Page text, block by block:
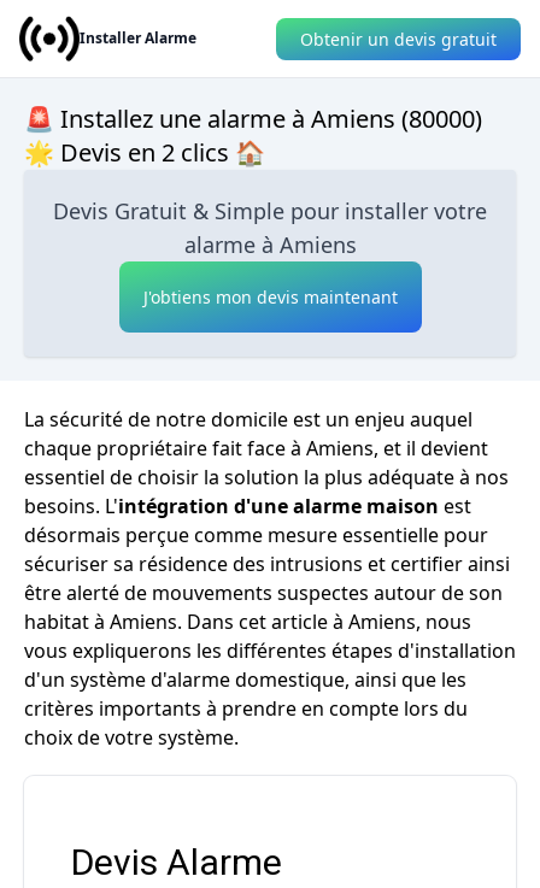
Installer Alarme Obtenir un devis gratuit
🚨 Installez une alarme à Amiens (80000)
🌟 Devis en 2 clics 🏠
Devis Gratuit & Simple pour installer votre
alarme à Amiens
J'obtiens mon devis maintenant
La sécurité de notre domicile est un enjeu auquel
chaque propriétaire fait face à Amiens, et il devient
essentiel de choisir la solution la plus adéquate à nos
besoins. L'intégration d'une alarme maison est
désormais perçue comme mesure essentielle pour
sécuriser sa résidence des intrusions et certifier ainsi
être alerté de mouvements suspectes autour de son
habitat à Amiens. Dans cet article à Amiens, nous
vous expliquerons les différentes étapes d'installation
d'un système d'alarme domestique, ainsi que les
critères importants à prendre en compte lors du
choix de votre système.
Devis Alarme